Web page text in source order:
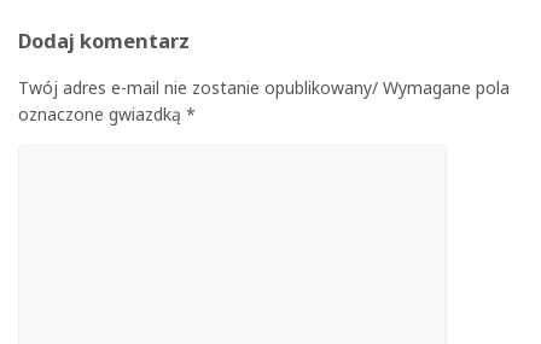
Dodaj komentarz
Twój adres e-mail nie zostanie opublikowany/ Wymagane pola
oznaczone gwiazdką *